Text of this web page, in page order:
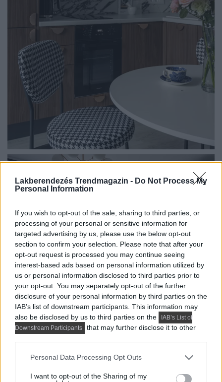
Lakberendezés Trendmagazin - Do Not Process My
Personal Information
If you wish to opt-out of the sale, sharing to third parties, or
processing of your personal or sensitive information for
targeted advertising by us, please use the below opt-out
section to confirm your selection. Please note that after your
opt-out request is processed you may continue seeing
interest-based ads based on personal information utilized by
us or personal information disclosed to third parties prior to
your opt-out. You may separately opt-out of the further
disclosure of your personal information by third parties on the
IAB’s list of downstream participants. This information may
also be disclosed by us to third parties on the
IAB’s List of
Downstream Participants
that may further disclose it to other
Please note that this website/app uses one or more Google
not limited to your visit or usage behaviour. You may click to
Personal Data Processing Opt Outs
I want to opt-out of the Sharing of my